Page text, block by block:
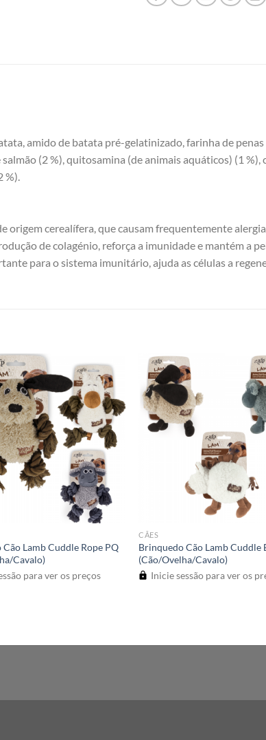
amido de batata pré-gelatinizado, farinha de
(2 %), quitosamina (de animais aquáticos) (1
%).
origem cerealífera, que causam frequentemente
de colagénio, reforça a imunidade e mantém a
para o sistema imunitário, ajuda as células a
Lamb Cuddle Rope PQ
Cavalo)
para ver os preços
CÃES
Brinquedo Cão Lamb Cuddle
(Cão/Ovelha/Cavalo)
Inicie sessão para ver os